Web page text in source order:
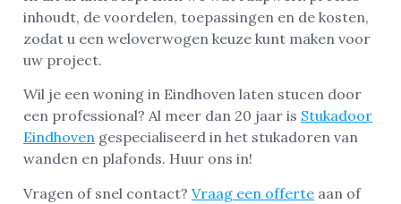
inhoudt, de voordelen, toepassingen en de kosten,
zodat u een weloverwogen keuze kunt maken voor
uw project.
Wil je een woning in Eindhoven laten stucen door
een professional? Al meer dan 20 jaar is Stukadoor
Eindhoven gespecialiseerd in het stukadoren van
wanden en plafonds. Huur ons in!
Vragen of snel contact? Vraag een offerte aan of